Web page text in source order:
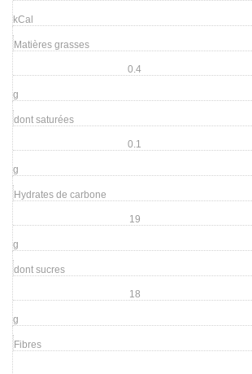
kCal
Matières grasses
0.4
g
dont saturées
0.1
g
Hydrates de carbone
19
g
dont sucres
18
g
Fibres